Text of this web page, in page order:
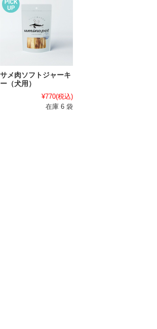
サメ肉ソフトジャーキ
ー（犬用）
¥770(税込)
在庫 6 袋